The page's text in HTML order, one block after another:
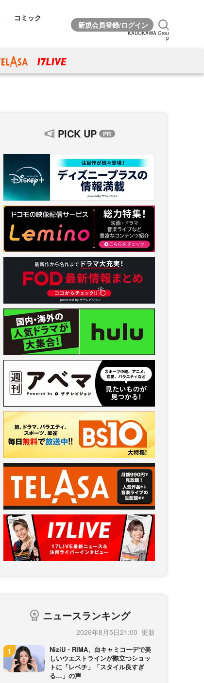
コミック
KADOKAWA Grou
p
PICK UP
ニュースランキング
2026年8月5日21:00
NiziU・RIMA、白キャミコーデで美
しいウエストラインが際立つショッ
トに「レベチ」「スタイル良すぎ
る…」の声